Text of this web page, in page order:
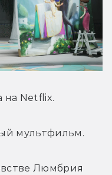
на Netflix.
мультфильм.
Люмбрия